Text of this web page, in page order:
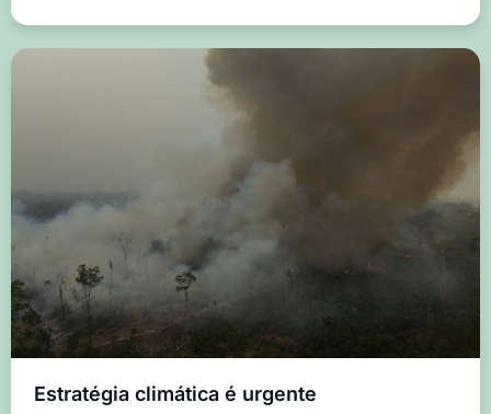
Estratégia climática é urgente